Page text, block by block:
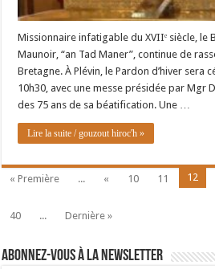
Missionnaire infatigable du XVIIᵉ siècle, le
Maunoir, “an Tad Maner”, continue de
Bretagne. À Plévin, le Pardon d’hiver sera
10h30, avec une messe présidée par Mgr
des 75 ans de sa béatification. Une …
Lire la suite / gouzout hiroc'h »
« Première ... « 10 11 12
40
... Dernière »
Abonnez-vous à la newsletter